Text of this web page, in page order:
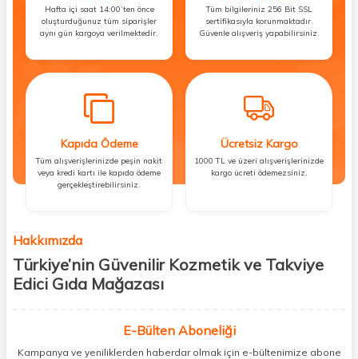
Hafta içi saat 14:00’ten önce
oluşturduğunuz tüm siparişler
aynı gün kargoya verilmektedir.
Tüm bilgileriniz 256 Bit SSL
sertifikasıyla korunmaktadır.
Güvenle alışveriş yapabilirsiniz.
Kapıda Ödeme
Tüm alışverişlerinizde peşin nakit
veya kredi kartı ile kapıda ödeme
gerçekleştirebilirsiniz.
Ücretsiz Kargo
1000 TL ve üzeri alışverişlerinizde
kargo ücreti ödemezsiniz.
Hakkımızda
Türkiye’nin Güvenilir Kozmetik ve Takviye
Edici Gıda Mağazası
kişisel bakım hem de takviye edici gıda ürünlerini sizlerle
buluşturuyoruz. Artık mağaza mağaza dolaşmanıza gerek yok;
E-Bülten Aboneliği
Kampanya ve yeniliklerden haberdar olmak için e-bültenimize abone